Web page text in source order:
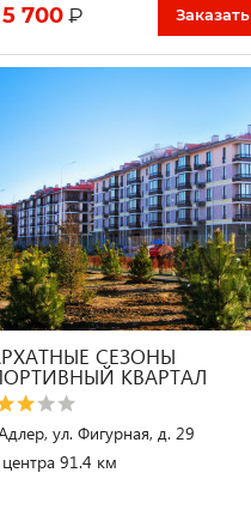
5 700 ₽ Заказать
СЕЗОНЫ
КВАРТАЛ
ул. Фигурная, д. 29
91.4 км